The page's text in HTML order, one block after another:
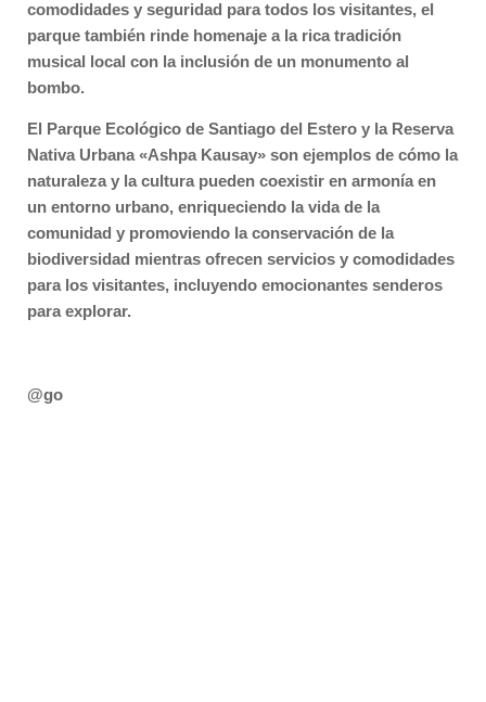
comodidades y seguridad para todos los visitantes, el
parque también rinde homenaje a la rica tradición
musical local con la inclusión de un monumento al
bombo.
El Parque Ecológico de Santiago del Estero y la Reserva
Nativa Urbana «Ashpa Kausay» son ejemplos de cómo la
naturaleza y la cultura pueden coexistir en armonía en
un entorno urbano, enriqueciendo la vida de la
comunidad y promoviendo la conservación de la
biodiversidad mientras ofrecen servicios y comodidades
para los visitantes, incluyendo emocionantes senderos
para explorar.
@go